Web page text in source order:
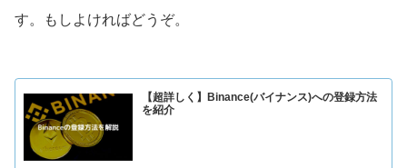
す。もしよければどうぞ。
【超詳しく】Binance(バイナンス)への登録方法
を紹介